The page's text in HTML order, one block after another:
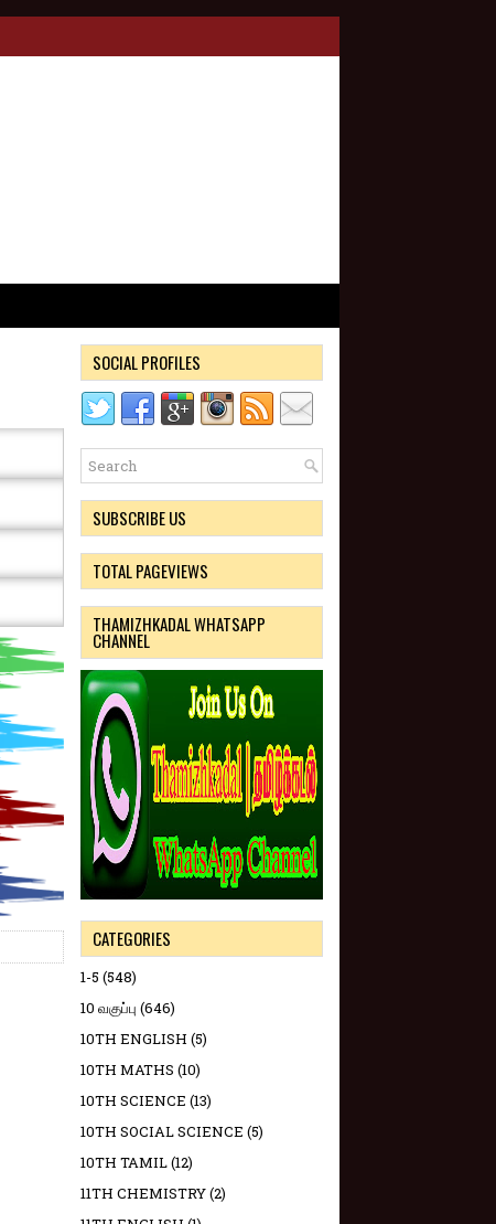
SOCIAL PROFILES
SUBSCRIBE US
TOTAL PAGEVIEWS
THAMIZHKADAL WHATSAPP
CHANNEL
CATEGORIES
1-5 (548)
10 வகுப்பு (646)
10TH ENGLISH (5)
10TH MATHS (10)
10TH SCIENCE (13)
10TH SOCIAL SCIENCE (5)
10TH TAMIL(12)
11TH CHEMISTRY(2)